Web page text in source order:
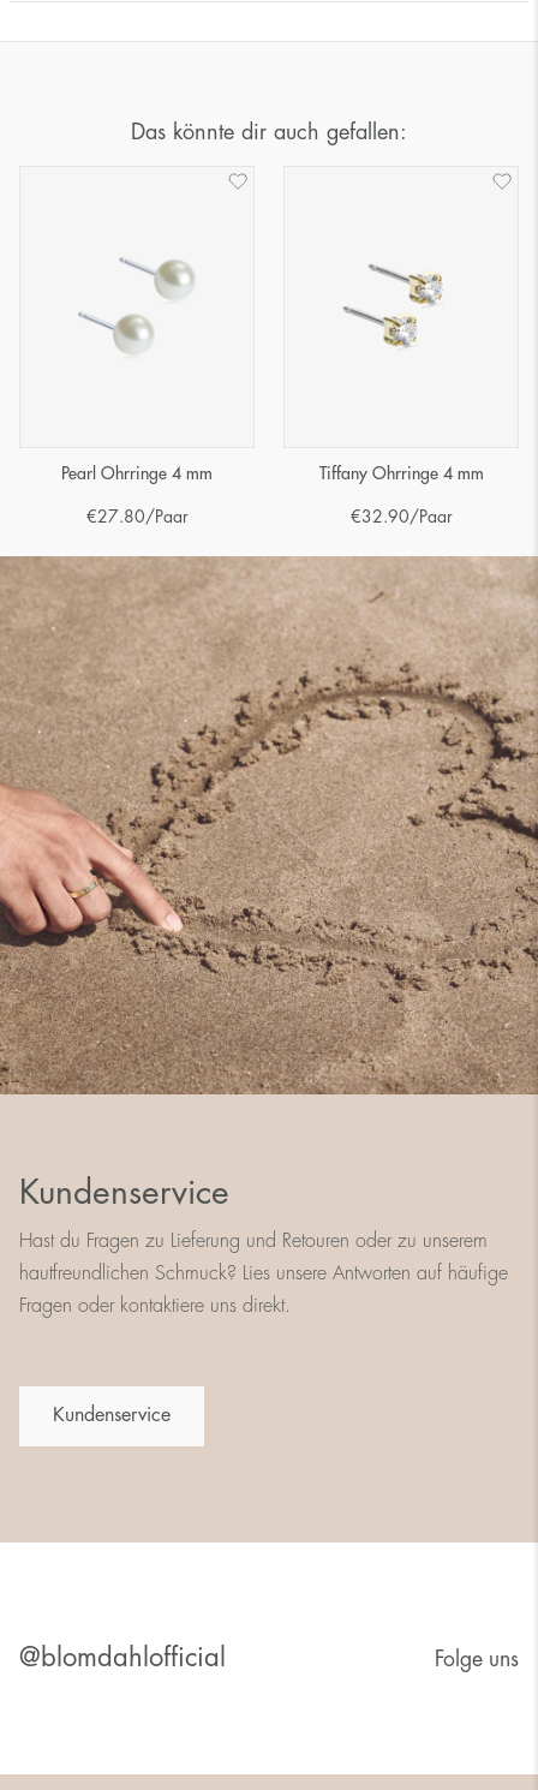
Das könnte dir auch gefallen:
Pearl Ohrringe 4 mm
€27.80/Paar
Tiffany Ohrringe 4 mm
€32.90/Paar
Kundenservice
Hast du Fragen zu Lieferung und Retouren oder zu unserem
hautfreundlichen Schmuck? Lies unsere Antworten auf häufige
Fragen oder kontaktiere uns direkt.
Kundenservice
@blomdahlofficial Folge uns